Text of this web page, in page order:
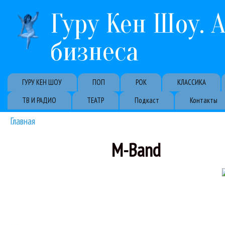
Гуру Кен Шоу.
бизнеса
Primary links
ГУРУ КЕН ШОУ ПОП РОК КЛАССИКА
ТВ И РАДИО
ТЕАТР Подкаст Контакты
Вы здесь
Главная
M-Band